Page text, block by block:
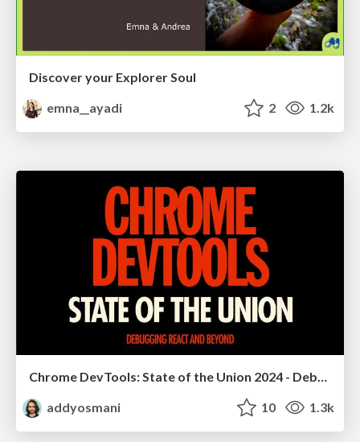
Discover your Explorer Soul
emna__ayadi
2 1.2k
Chrome DevTools: State of the Union 2024 - Debugging React & Beyond
addyosmani
10 1.3k